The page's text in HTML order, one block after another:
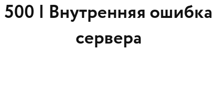
500 | Внутренняя ошибка
сервера